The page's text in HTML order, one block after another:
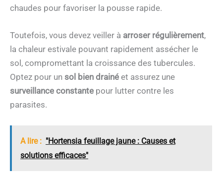
chaudes pour favoriser la pousse rapide.
Toutefois, vous devez veiller à arroser régulièrement,
la chaleur estivale pouvant rapidement assécher le
sol, compromettant la croissance des tubercules.
Optez pour un sol bien drainé et assurez une
surveillance constante pour lutter contre les
parasites.
A lire : "Hortensia feuillage jaune : Causes et
solutions efficaces"